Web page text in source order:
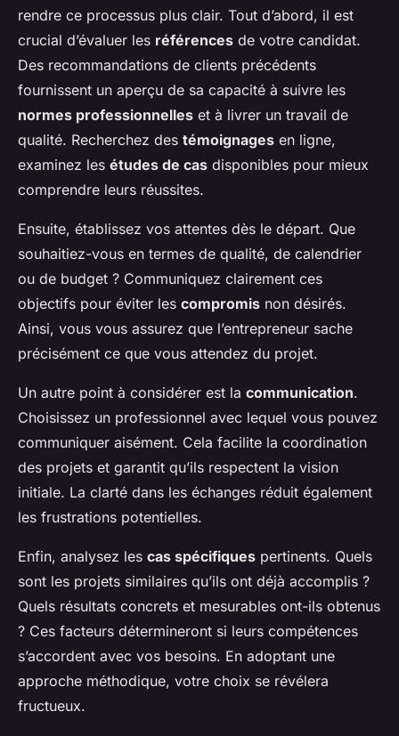
rendre ce processus plus clair. Tout d’abord, il est
crucial d’évaluer les références de votre candidat.
Des recommandations de clients précédents
fournissent un aperçu de sa capacité à suivre les
normes professionnelles et à livrer un travail de
qualité. Recherchez des témoignages en ligne,
examinez les études de cas disponibles pour mieux
comprendre leurs réussites.
Ensuite, établissez vos attentes dès le départ. Que
souhaitiez-vous en termes de qualité, de calendrier
ou de budget ? Communiquez clairement ces
objectifs pour éviter les compromis non désirés.
Ainsi, vous vous assurez que l’entrepreneur sache
précisément ce que vous attendez du projet.
Un autre point à considérer est la communication.
Choisissez un professionnel avec lequel vous pouvez
communiquer aisément. Cela facilite la coordination
des projets et garantit qu’ils respectent la vision
initiale. La clarté dans les échanges réduit également
les frustrations potentielles.
Enfin, analysez les cas spécifiques pertinents. Quels
sont les projets similaires qu’ils ont déjà accomplis ?
Quels résultats concrets et mesurables ont-ils obtenus
? Ces facteurs détermineront si leurs compétences
s’accordent avec vos besoins. En adoptant une
approche méthodique, votre choix se révélera
fructueux.